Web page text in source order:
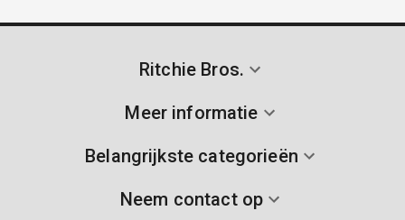
Ritchie Bros.
Meer informatie
Belangrijkste categorieën
Neem contact op